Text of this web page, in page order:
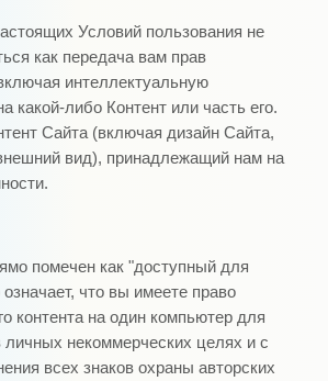
Условий пользования не
как передача вам прав
интеллектуальную
какой-либо Контент или часть его.
Сайта (включая дизайн Сайта,
вид), принадлежащий нам на
помечен как "доступный для
что вы имеете право
контента на один компьютер для
личных некоммерческих целях и с
всех знаков охраны авторских